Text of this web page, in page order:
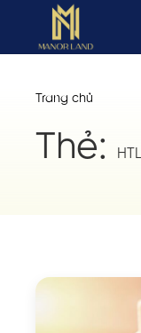
Trang chủ
Thẻ: